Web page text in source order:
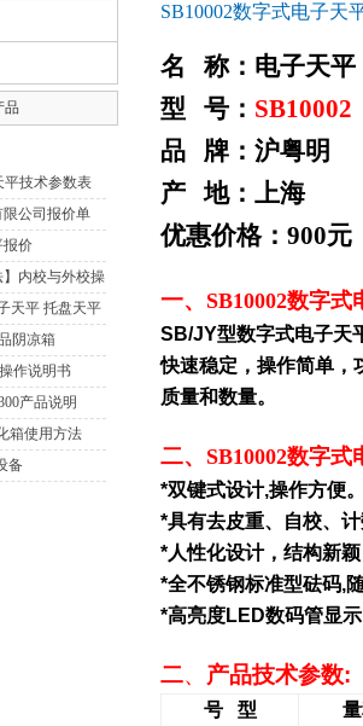
品
平技术参数表
公司报价单
报价
】内校与外校操
天平 托盘天平
平 液体比重天
电导率仪 溶氧
定仪 电极 浓
阴凉箱
作说明书
产品说明
箱使用方法
备
SB10002数字式电子天
名 称：电子天平
型 号： SB10002
品 牌：沪粤明
产 地：上海
优惠价格：900元
一、 SB10002数字
SB/JY型数字式电子天
快速稳定，操作简单，
质量和数量。
二、 SB10002数字
*双键式设计,操作方便
*具有去皮重、自校、
*人性化设计，结构新
*全不锈钢标准型砝码,
*高亮度LED数码管显示
二、 产品技术参数:
号 型